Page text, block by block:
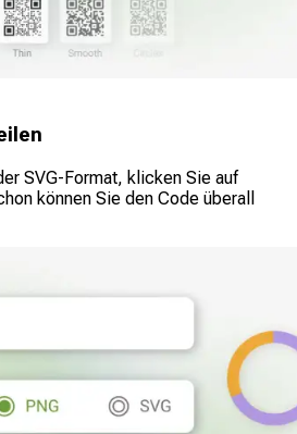
SVG-Format, klicken Sie auf
können Sie den Code überall